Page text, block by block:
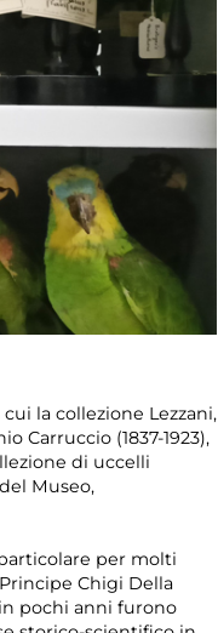
la collezione Lezzani,
Carruccio (1837-1923),
di uccelli
Museo,
per molti
Chigi Della
pochi anni furono